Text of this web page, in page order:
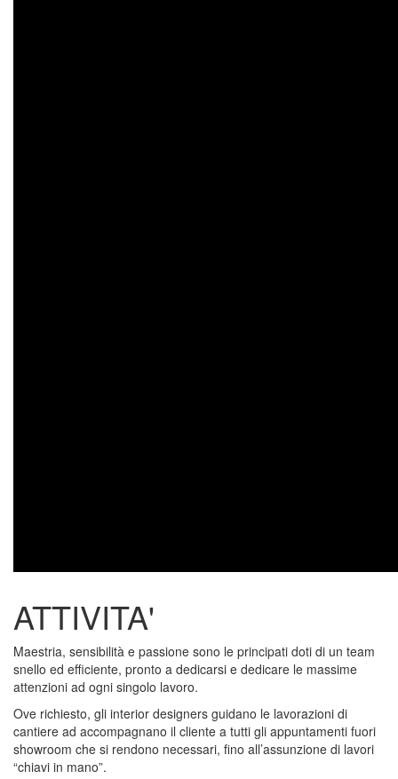
ATTIVITA'
Maestria, sensibilità e passione sono le principati doti di un team
snello ed efficiente, pronto a dedicarsi e dedicare le massime
attenzioni ad ogni singolo lavoro.
Ove richiesto, gli interior designers guidano le lavorazioni di
cantiere ad accompagnano il cliente a tutti gli appuntamenti fuori
showroom che si rendono necessari, fino all’assunzione di lavori
“chiavi in mano”.